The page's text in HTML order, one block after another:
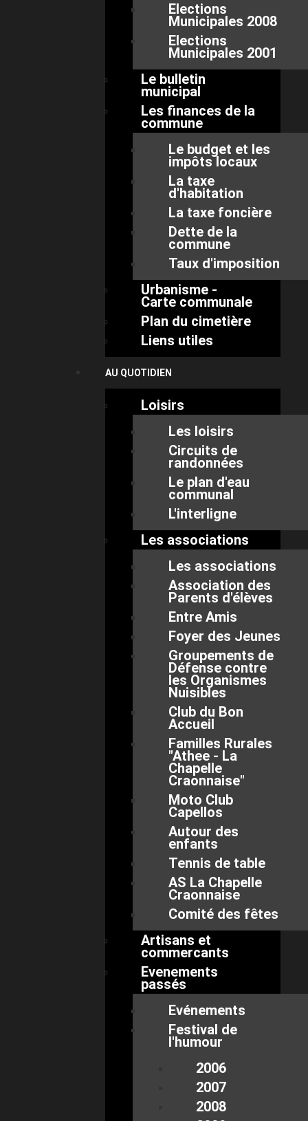
Elections
Municipales 2008
Elections
Municipales 2001
Le bulletin
municipal
Les finances de la
commune
Le budget et les
impôts locaux
La taxe
d'habitation
La taxe foncière
Dette de la
commune
Taux d'imposition
Urbanisme -
Carte communale
Plan du cimetière
Liens utiles
AU QUOTIDIEN
Loisirs
Les loisirs
Circuits de
randonnées
Le plan d'eau
communal
L'interligne
Les associations
Les associations
Association des
Parents d'élèves
Entre Amis
Foyer des Jeunes
Groupements de
Défense contre
les Organismes
Nuisibles
Club du Bon
Accueil
Familles Rurales
"Athee - La
Chapelle
Craonnaise"
Moto Club
Capellos
Autour des
enfants
Tennis de table
AS La Chapelle
Craonnaise
Comité des fêtes
Artisans et
commercants
Evenements
passés
Evénements
Festival de
l'humour
2006
2007
2008